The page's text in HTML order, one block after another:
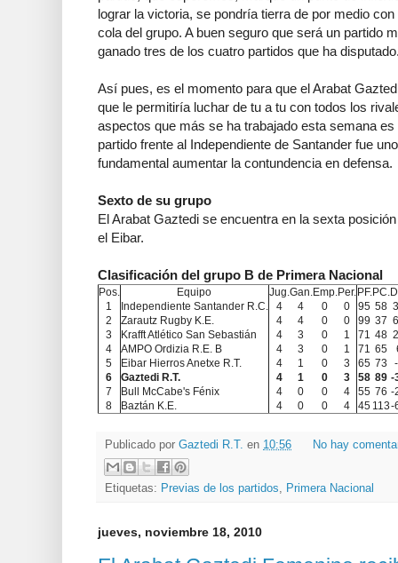
lograr la victoria, se pondría tierra de por medio
cola del grupo. A buen seguro que será un partido
ganado tres de los cuatro partidos que ha
Así pues, es el momento para que el Arabat
que le permitiría luchar de tu a tu con todos los
aspectos que más se ha trabajado esta semana
partido frente al Independiente de Santander fue
fundamental aumentar la contundencia en defensa.
Sexto de su grupo
El Arabat Gaztedi se encuentra en la sexta
el Eibar.
Clasificación del grupo B de Primera Nacional
Pos. Equipo Jug.Gan.Emp.Per. PF.PC.
1
Independiente Santander R.C. 4 4 0 0 95 58
2
Zarautz Rugby K.E. 4 4 0 0 99 37
3
Krafft Atlético San Sebastián 4 3 0 1 71 48
4
AMPO Ordizia R.E. B 4 3 0 1 71 65
5
Eibar Hierros Anetxe R.T. 4 1 0 3 65 73
6
Gaztedi R.T. 4 1 0 3 58 89 -
7
Bull McCabe's Fénix 4 0 0 4 55 76 -
8
Baztán K.E. 4 0 0 4 45 113-
Publicado por Gaztedi R.T. en 10:56 No hay
Etiquetas: Previas de los partidos, Primera Nacional
jueves, noviembre 18, 2010